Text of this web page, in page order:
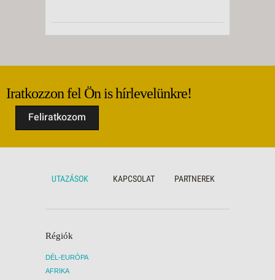
Iratkozzon fel Ön is hírlevelünkre!
Feliratkozom
UTAZÁSOK KAPCSOLAT PARTNEREK
Régiók
DÉL-EURÓPA
AFRIKA